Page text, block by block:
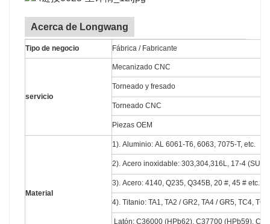
Acerca de Longwang
Tipo de negocio Fábrica / Fabricante
servicio
Mecanizado CNC
Torneado y fresado
Torneado CNC
Piezas OEM
Material
1). Aluminio: AL 6061-T6, 6063, 7075-T, etc.
2). Acero inoxidable: 303,304,316L, 17-4
3). Acero: 4140, Q235, Q345B, 20 #, 45 # etc.
4). Titanio: TA1, TA2 / GR2, TA4 / GR5, TC4,
Latón: C36000 (HPb62), C37700 (HPb59),